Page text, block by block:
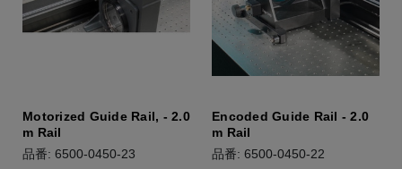
Motorized Guide Rail, - 2.0
m Rail
品番: 6500-0450-23
Encoded Guide Rail - 2.0
m Rail
品番: 6500-0450-22